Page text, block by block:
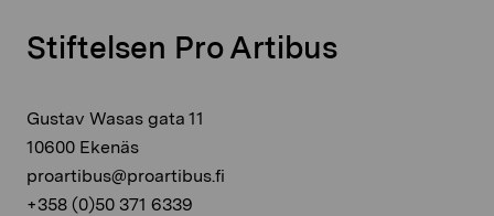
Stiftelsen Pro Artibus
Gustav Wasas gata 11
10600 Ekenäs
proartibus@proartibus.fi
+358 (0)50 371 6339